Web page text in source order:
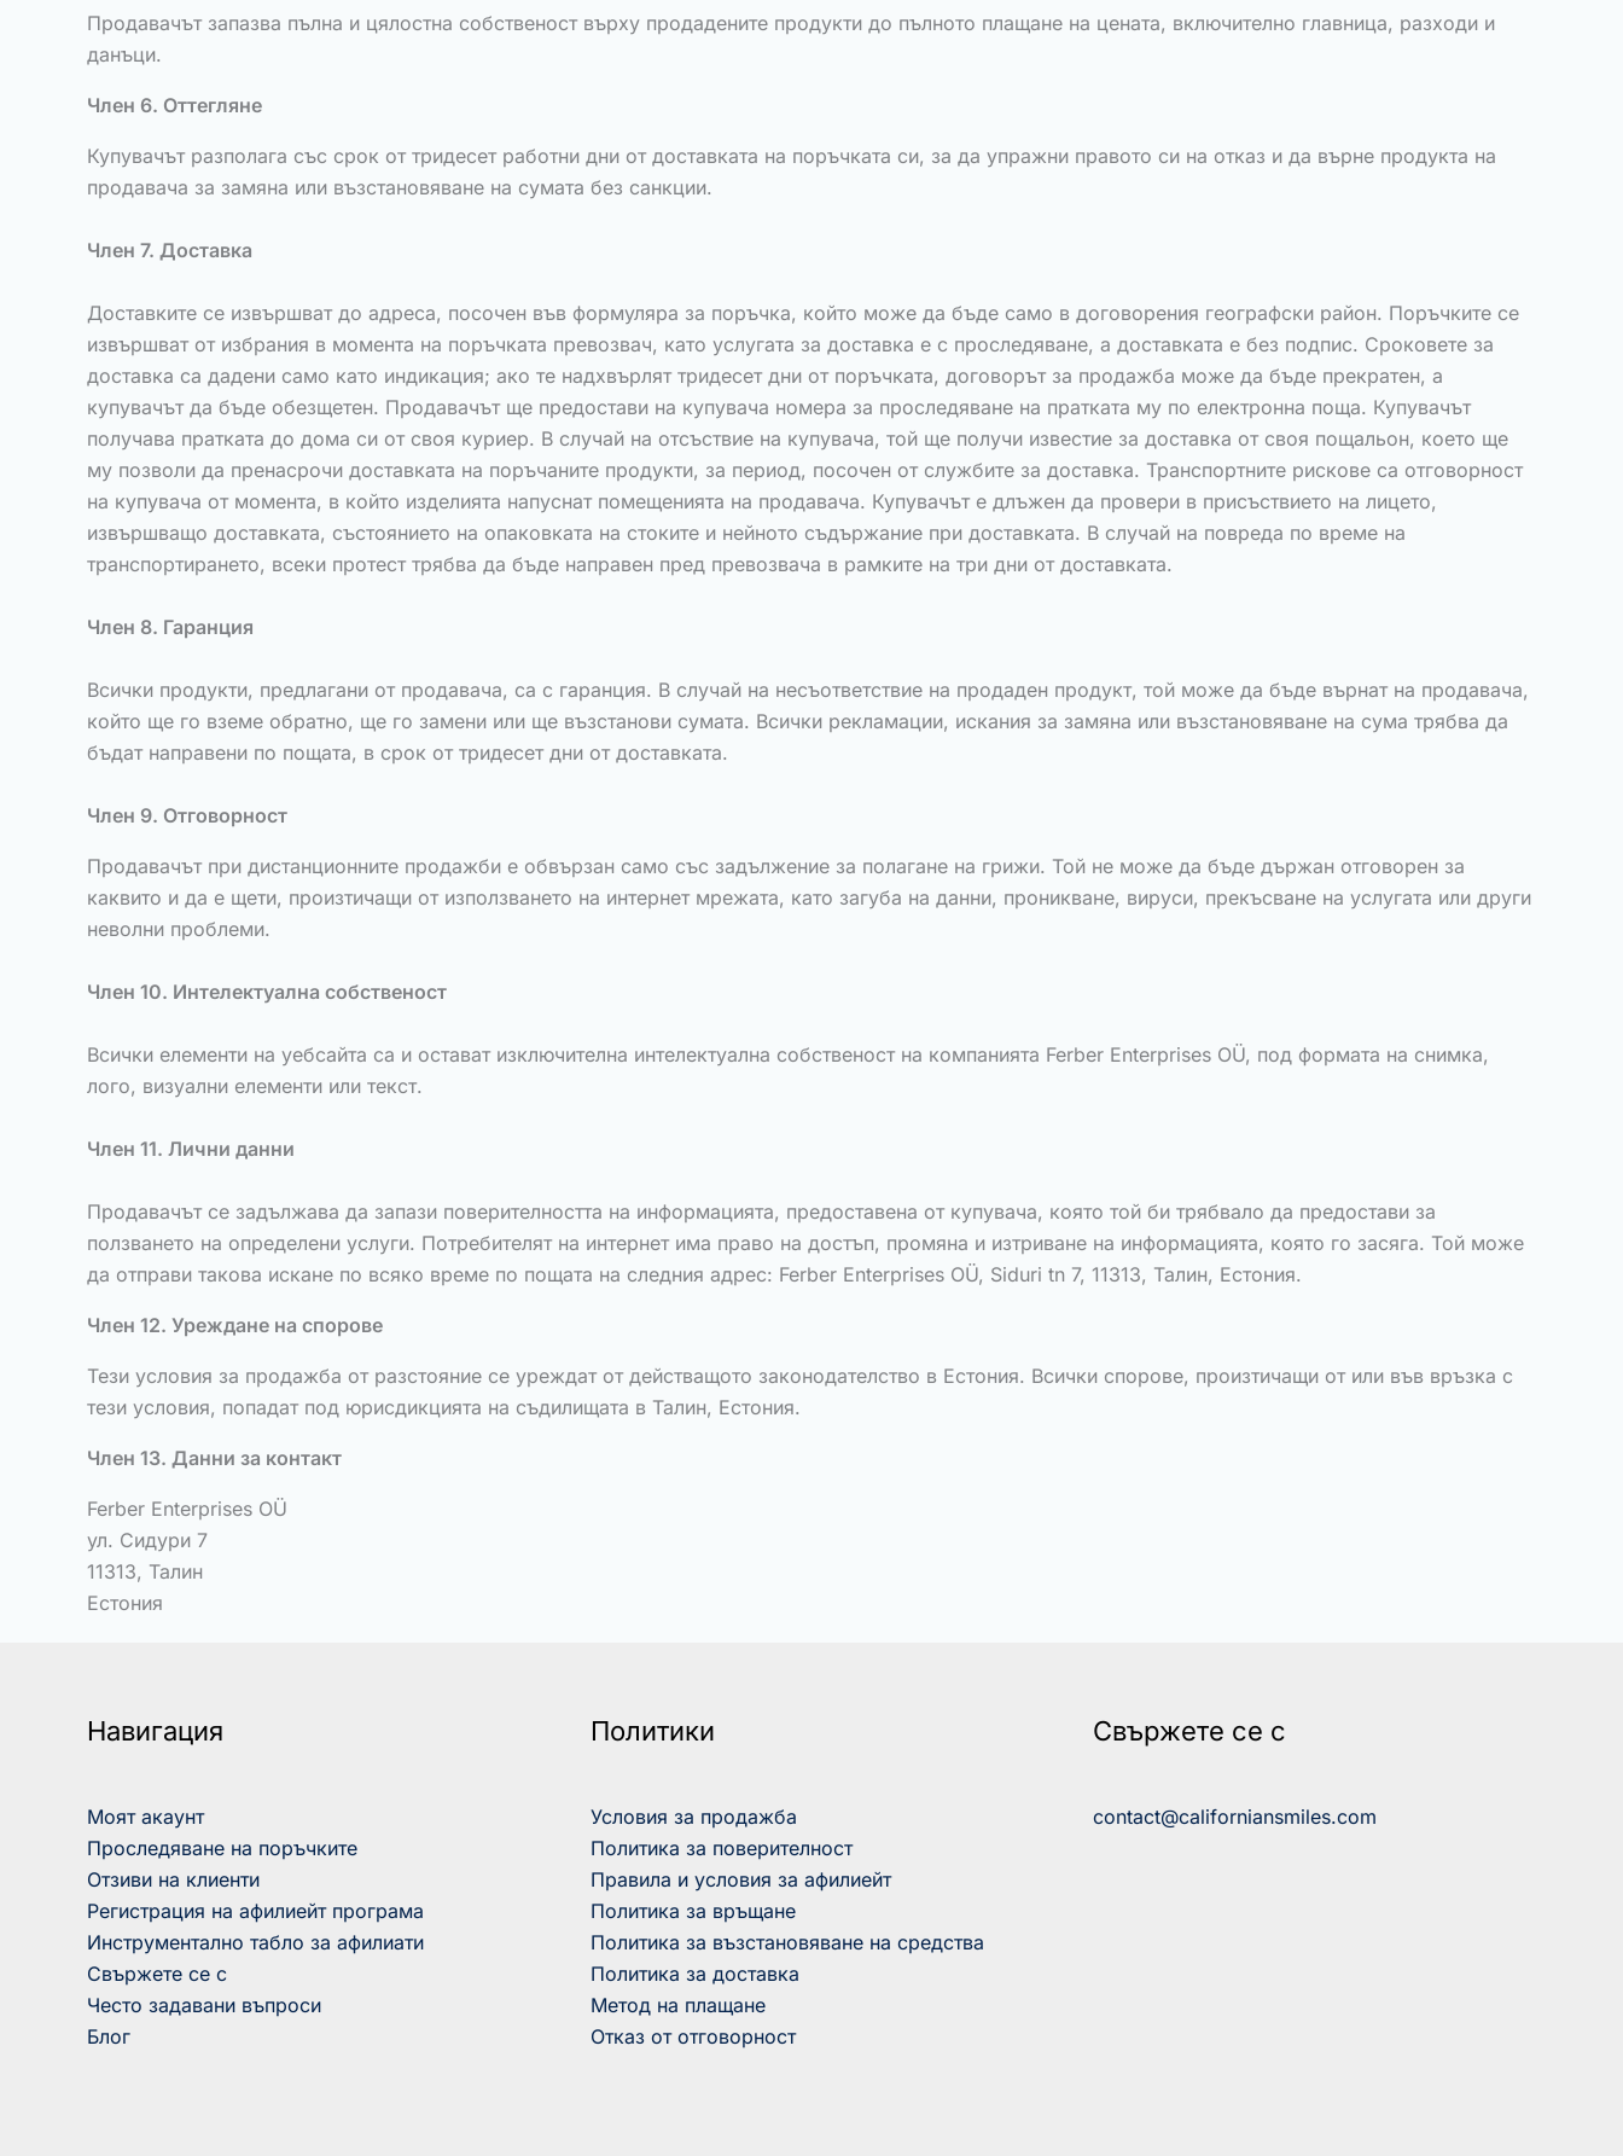
Продавачът запазва пълна и цялостна собственост върху продадените продукти до пълното плащане на цената, включително главница, разходи и
данъци.
Член 6. Оттегляне
Купувачът разполага със срок от тридесет работни дни от доставката на поръчката си, за да упражни правото си на отказ и да върне продукта на
продавача за замяна или възстановяване на сумата без санкции.
Член 7. Доставка
Доставките се извършват до адреса, посочен във формуляра за поръчка, който може да бъде само в договорения географски район. Поръчките се
извършват от избрания в момента на поръчката превозвач, като услугата за доставка е с проследяване, а доставката е без подпис. Сроковете за
доставка са дадени само като индикация; ако те надхвърлят тридесет дни от поръчката, договорът за продажба може да бъде прекратен, а
купувачът да бъде обезщетен. Продавачът ще предостави на купувача номера за проследяване на пратката му по електронна поща. Купувачът
получава пратката до дома си от своя куриер. В случай на отсъствие на купувача, той ще получи известие за доставка от своя пощальон, което ще
му позволи да пренасрочи доставката на поръчаните продукти, за период, посочен от службите за доставка. Транспортните рискове са отговорност
на купувача от момента, в който изделията напуснат помещенията на продавача. Купувачът е длъжен да провери в присъствието на лицето,
извършващо доставката, състоянието на опаковката на стоките и нейното съдържание при доставката. В случай на повреда по време на
транспортирането, всеки протест трябва да бъде направен пред превозвача в рамките на три дни от доставката.
Член 8. Гаранция
Всички продукти, предлагани от продавача, са с гаранция. В случай на несъответствие на продаден продукт, той може да бъде върнат на продавача,
който ще го вземе обратно, ще го замени или ще възстанови сумата. Всички рекламации, искания за замяна или възстановяване на сума трябва да
бъдат направени по пощата, в срок от тридесет дни от доставката.
Член 9. Отговорност
Продавачът при дистанционните продажби е обвързан само със задължение за полагане на грижи. Той не може да бъде държан отговорен за
каквито и да е щети, произтичащи от използването на интернет мрежата, като загуба на данни, проникване, вируси, прекъсване на услугата или други
неволни проблеми.
Член 10. Интелектуална собственост
Всички елементи на уебсайта са и остават изключителна интелектуална собственост на компанията Ferber Enterprises OÜ, под формата на снимка,
лого, визуални елементи или текст.
Член 11. Лични данни
Продавачът се задължава да запази поверителността на информацията, предоставена от купувача, която той би трябвало да предостави за
ползването на определени услуги. Потребителят на интернет има право на достъп, промяна и изтриване на информацията, която го засяга. Той може
да отправи такова искане по всяко време по пощата на следния адрес: Ferber Enterprises OÜ, Siduri tn 7, 11313, Талин, Естония.
Член 12. Уреждане на спорове
Тези условия за продажба от разстояние се уреждат от действащото законодателство в Естония. Всички спорове, произтичащи от или във връзка с
тези условия, попадат под юрисдикцията на съдилищата в Талин, Естония.
Член 13. Данни за контакт
Ferber Enterprises OÜ
ул. Сидури 7
11313, Талин
Естония
Навигация
Моят акаунт
Проследяване на поръчките
Отзиви на клиенти
Регистрация на афилиейт програма
Инструментално табло за афилиати
Свържете се с
Често задавани въпроси
Блог
Политики
Условия за продажба
Политика за поверителност
Правила и условия за афилиейт
Политика за връщане
Политика за възстановяване на средства
Политика за доставка
Метод на плащане
Отказ от отговорност
Свържете се с
contact@californiansmiles.com